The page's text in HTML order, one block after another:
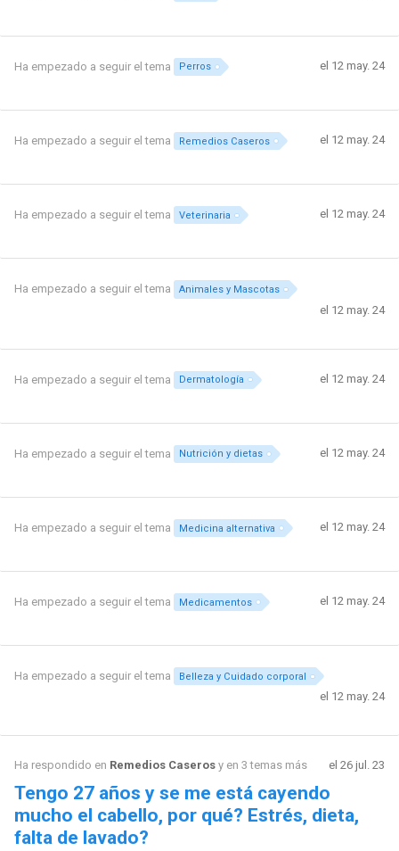
Ha empezado a seguir el tema Perros el 12 may. 24
Ha empezado a seguir el tema Remedios Caseros el 12 may. 24
Ha empezado a seguir el tema Veterinaria el 12 may. 24
Ha empezado a seguir el tema Animales y Mascotas
el 12 may. 24
Ha empezado a seguir el tema Dermatología el 12 may. 24
Ha empezado a seguir el tema Nutrición y dietas el 12 may. 24
Ha empezado a seguir el tema Medicina alternativa el 12 may. 24
Ha empezado a seguir el tema Medicamentos el 12 may. 24
Ha empezado a seguir el tema Belleza y Cuidado corporal
el 12 may. 24
Ha respondido en Remedios Caserosy en 3 temas más el 26 jul. 23
Tengo 27 años y se me está cayendo
mucho el cabello, por qué? Estrés, dieta,
falta de lavado?